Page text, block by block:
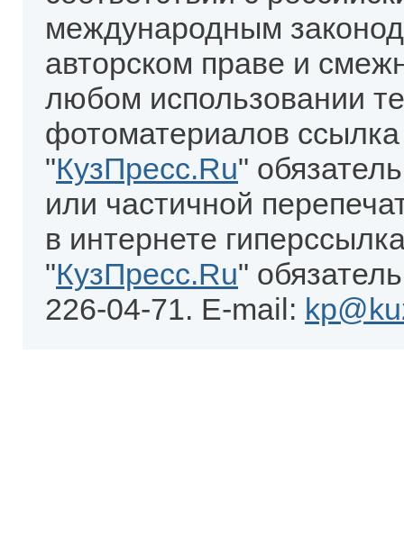
международным
авторском праве и
любом использовании
фотоматериалов
"КузПресс.Ru"
или частичной
в интернете
"КузПресс.Ru"
226-04-71. E-mail: